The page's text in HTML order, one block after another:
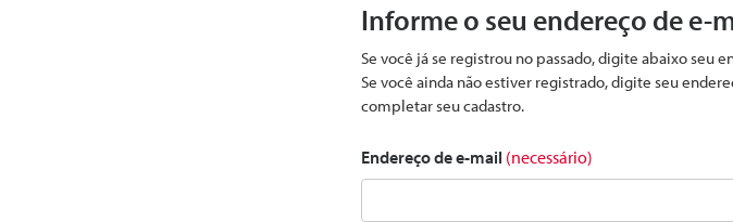
Informe o seu endereço de e-
Se você já se registrou no passado, digite abaixo seu
Se você ainda não estiver registrado, digite seu
completar seu cadastro.
Endereço de e-mail (necessário)